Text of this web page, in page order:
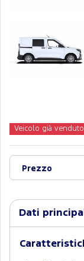
Veicolo già venduto
Prezzo
Dati